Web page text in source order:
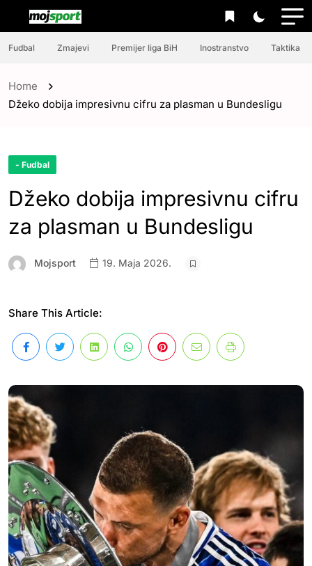
Fudbal Zmajevi Premijer liga BiH Inostranstvo Taktika
Home
Džeko dobija impresivnu cifru za plasman u Bundesligu
- Fudbal
Džeko dobija impresivnu cifru
za plasman u Bundesligu
Mojsport 19. Maja 2026.
Share This Article: